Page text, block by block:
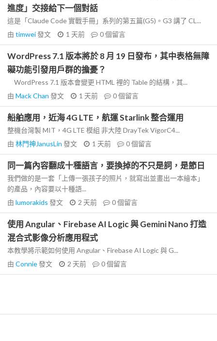
進度」交接給下一個對話
這是「Claude Code 實戰手冊」系列的第五篇(G5)。G3 講了 CL...
由 timwei發文 1 天前 0個留言
WordPress 7.1 版本將於 8 月 19 日發布，其中表格無障
礙功能引發用戶群的擔憂？
WordPress 7.1 版本會變更 HTML 裡的 Table 的結構，其...
由 Mack Chan 發文 1 天前 0個留言
船舶應用，近海 4G LTE，航運 Starlink 整合運用
整機台灣製 MIT，4G LTE 模組 非大陸 DrayTek VigorC4...
由 林門神JanusLin 發文 1 天前 0個留言
同一篇內容翻成十種語言，要換掉的不只是詞，是節日
我們做的是一套「上傳一張孩子的照片，就寫出並畫出一本繪本」
的產品，內容要以十種語...
由 lumorakids 發文 2 天前 0個留言
使用 Angular、Firebase AI Logic 與 Gemini Nano 打造
混合式影像分析應用程式
本教學將示範如何使用 Angular、Firebase AI Logic 與 G...
由 Connie發文 2 天前 0個留言